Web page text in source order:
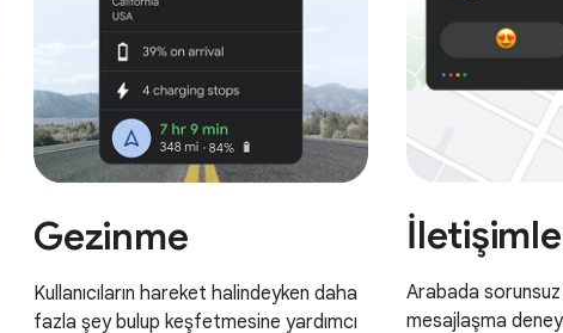
Gezinme
Kullanıcıların hareket halindeyken daha
fazla şey bulup keşfetmesine yardımcı
Arabada
mesajlaşma